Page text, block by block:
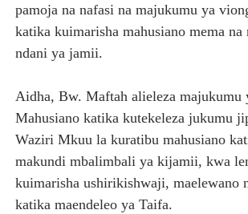
pamoja na nafasi na majukumu ya
katika kuimarisha mahusiano mema na
ndani ya jamii.
Aidha, Bw. Maftah alieleza majukumu
Mahusiano katika kutekeleza jukumu
Waziri Mkuu la kuratibu mahusiano
makundi mbalimbali ya kijamii, kwa
kuimarisha ushirikishwaji, maelewano
katika maendeleo ya Taifa.